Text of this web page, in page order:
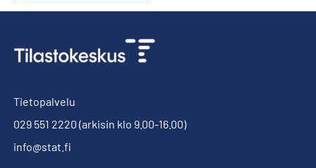
Tietopalvelu
029 551 2220 (arkisin klo 9.00-16.00)
info@stat.fi